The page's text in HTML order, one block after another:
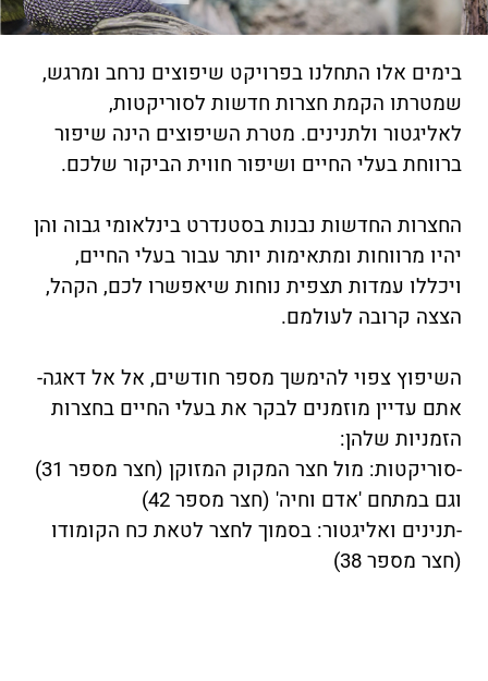
בימים אלו התחלנו בפרויקט שיפוצים נרחב ומרגש,
שמטרתו הקמת חצרות חדשות לסוריקטות,
לאליגטור ולתנינים. מטרת השיפוצים הינה שיפור
ברווחת בעלי החיים ושיפור חווית הביקור שלכם.
החצרות החדשות נבנות בסטנדרט בינלאומי גבוה והן
יהיו מרווחות ומתאימות יותר עבור בעלי החיים,
ויכללו עמדות תצפית נוחות שיאפשרו לכם, הקהל,
הצצה קרובה לעולמם.
השיפוץ צפוי להימשך מספר חודשים, אל אל דאגה-
אתם עדיין מוזמנים לבקר את בעלי החיים בחצרות
הזמניות שלהן:
-סוריקטות: מול חצר המקוק המזוקן (חצר מספר 31)
וגם במתחם 'אדם וחיה' (חצר מספר 42)
-תנינים ואליגטור: בסמוך לחצר לטאת כח הקומודו
(חצר מספר 38)